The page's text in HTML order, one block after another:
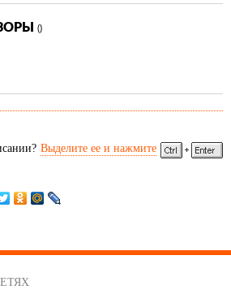
()
Выделите ее и нажмите